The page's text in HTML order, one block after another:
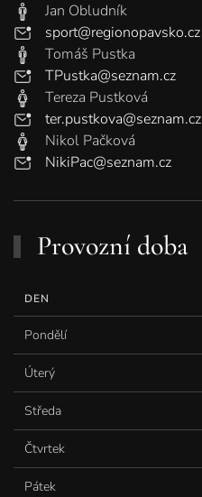
Jan Obludník
sport@regionopavsko.cz
Tomáš Pustka
TPustka@seznam.cz
Tereza Pustková
ter.pustkova@seznam.cz
Nikol Pačková
NikiPac@seznam.cz
Provozní doba
DEN
Pondělí
Úterý
Středa
Čtvrtek
Pátek